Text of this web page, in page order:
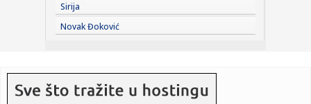
19:22:Jovana Jeremić brutalno o veridbi "kralja hleba": Vreme
svođenj...
19:15: Loš početak za Tadićev NEC: Primili gol u prvom minutu, a
onda...
Sirija
Novak Đoković